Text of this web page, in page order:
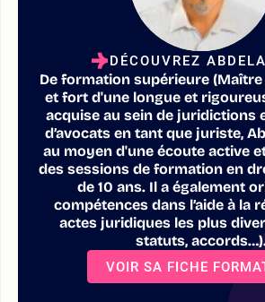
DÉCOUVREZ
De formation supérieure
et fort d'une longue et
acquise au sein de juridictions
d’avocats en tant que juriste,
au moyen d'une écoute active
des sessions de formation en
de 10 ans. Il a également
compétences dans l’aide à la
actes juridiques les plus
statuts,
VOIR SA FICHE